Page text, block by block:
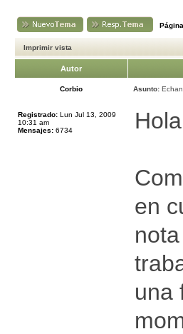
Página
Imprimir vista
Autor
Corbio Asunto:
Registrado: Lun Jul 13, 2009
10:31 am
Mensajes: 6734
en
una